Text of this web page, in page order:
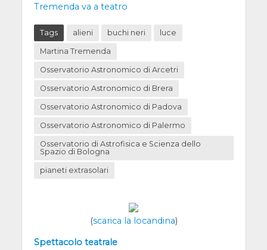
Tremenda va a teatro
Tags alieni buchi neri luce
Martina Tremenda
Osservatorio Astronomico di Arcetri
Osservatorio Astronomico di Brera
Osservatorio Astronomico di Padova
Osservatorio Astronomico di Palermo
Osservatorio di Astrofisica e Scienza dello
Spazio di Bologna
pianeti extrasolari
(scarica la locandina)
Spettacolo teatrale